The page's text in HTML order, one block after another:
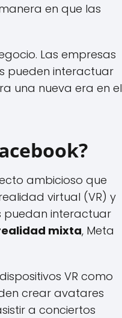
en que las
Las empresas
pueden interactuar
una nueva era en el
ambicioso que
virtual (VR) y
puedan interactuar
mixta, Meta
VR como
crear avatares
a conciertos